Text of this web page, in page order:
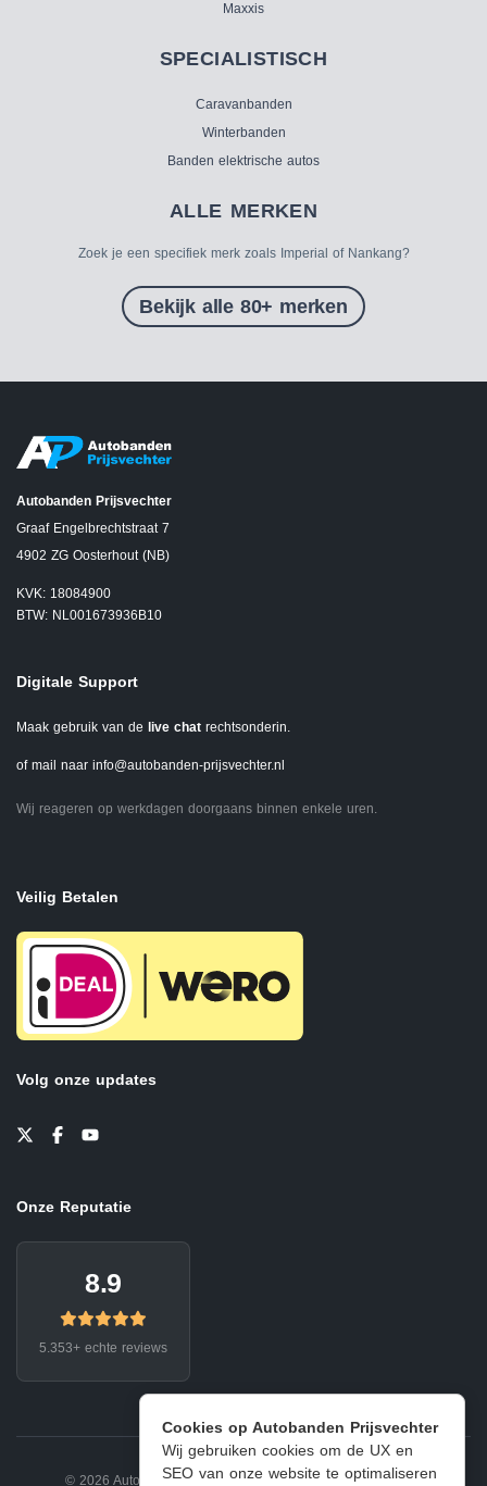
Cookies op Autobanden Prijsvechter
Wij gebruiken cookies om de UX en
SEO van onze website te optimaliseren
Maxxis
SPECIALISTISCH
Caravanbanden
Winterbanden
Banden elektrische autos
ALLE MERKEN
Zoek je een specifiek merk zoals Imperial of Nankang?
Bekijk alle 80+ merken
Autobanden Prijsvechter
Graaf Engelbrechtstraat 7
4902 ZG Oosterhout (NB)
KVK: 18084900
BTW: NL001673936B10
Digitale Support
Maak gebruik van de live chat rechtsonderin.
of mail naar info@autobanden-prijsvechter.nl
Wij reageren op werkdagen doorgaans binnen enkele uren.
Veilig Betalen
Volg onze updates
Onze Reputatie
8.9
5.353+ echte reviews
© 2026 Autobanden Prijsvechter. Privacy | Voorwaarden